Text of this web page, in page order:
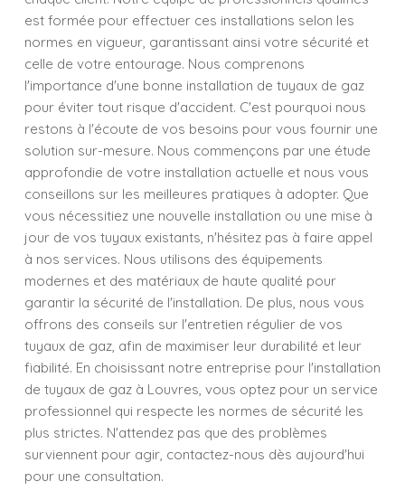
est formée pour effectuer ces installations selon les
normes en vigueur, garantissant ainsi votre sécurité et
celle de votre entourage. Nous comprenons
l'importance d'une bonne installation de tuyaux de gaz
pour éviter tout risque d'accident. C'est pourquoi nous
restons à l'écoute de vos besoins pour vous fournir une
solution sur-mesure. Nous commençons par une étude
approfondie de votre installation actuelle et nous vous
conseillons sur les meilleures pratiques à adopter. Que
vous nécessitiez une nouvelle installation ou une mise à
jour de vos tuyaux existants, n'hésitez pas à faire appel
à nos services. Nous utilisons des équipements
modernes et des matériaux de haute qualité pour
garantir la sécurité de l'installation. De plus, nous vous
offrons des conseils sur l'entretien régulier de vos
tuyaux de gaz, afin de maximiser leur durabilité et leur
fiabilité. En choisissant notre entreprise pour l'installation
de tuyaux de gaz à Louvres, vous optez pour un service
professionnel qui respecte les normes de sécurité les
plus strictes. N'attendez pas que des problèmes
surviennent pour agir, contactez-nous dès aujourd'hui
pour une consultation.